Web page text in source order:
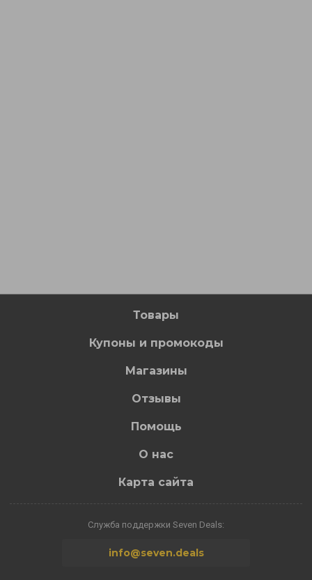
Товары
Купоны и промокоды
Магазины
Отзывы
Помощь
О нас
Карта сайта
Служба поддержки Seven Deals:
info@seven.deals